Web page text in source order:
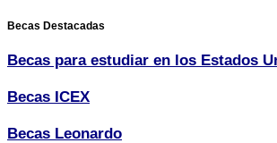
Becas Destacadas
Becas para estudiar en los Estados
Becas ICEX
Becas Leonardo